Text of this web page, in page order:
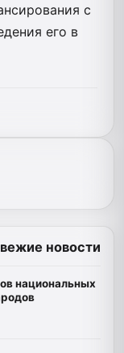
с
его в
новости
национальных